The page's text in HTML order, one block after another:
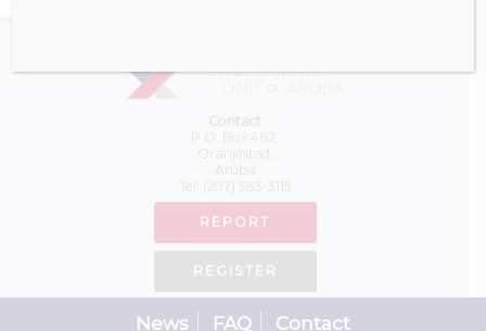
News FAQ Contact
Contact
P.O. Box 462,
Oranjestad,
Aruba
Tel:
(297) 583-3115
REPORT
REGISTER